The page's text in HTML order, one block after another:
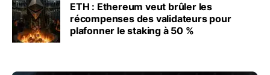
ETH : Ethereum veut brûler les
récompenses des validateurs pour
plafonner le staking à 50 %